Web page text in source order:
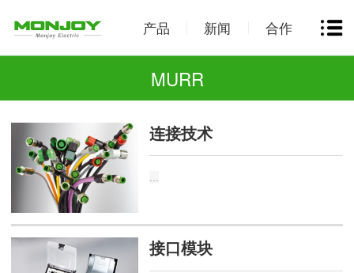
产品 新闻 合作
MURR
连接技术
...
接口模块